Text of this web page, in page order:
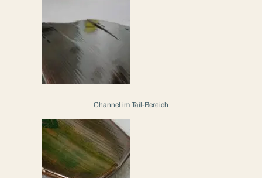
Channel im Tail-Bereich